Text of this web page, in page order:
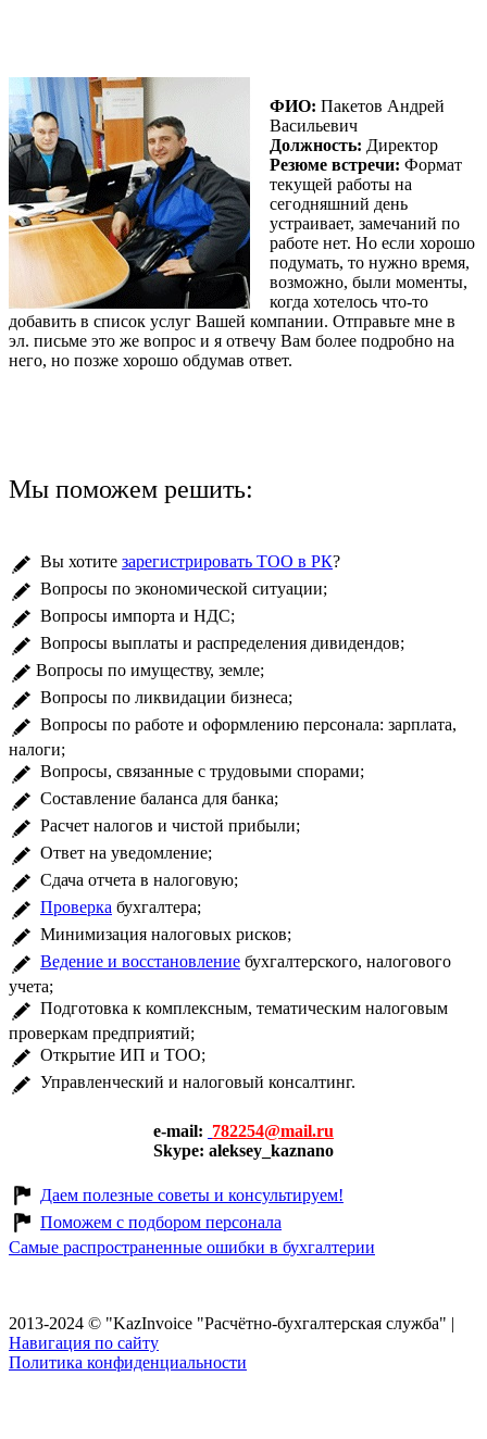
ФИО: Пакетов Андрей
Васильевич
Должность: Директор
Резюме встречи: Формат
текущей работы на
сегодняшний день
устраивает, замечаний по
работе нет. Но если хорошо
подумать, то нужно время,
возможно, были моменты,
когда хотелось что-то
добавить в список услуг Вашей компании. Отправьте мне в
эл. письме это же вопрос и я отвечу Вам более подробно на
него, но позже хорошо обдумав ответ.
Мы поможем решить:
Вы хотите зарегистрировать ТОО в РК?
Вопросы по экономической ситуации;
Вопросы импорта и НДС;
Вопросы выплаты и распределения дивидендов;
Вопросы по имуществу, земле;
Вопросы по ликвидации бизнеса;
Вопросы по работе и оформлению персонала: зарплата,
налоги;
Вопросы, связанные с трудовыми спорами;
Составление баланса для банка;
Расчет налогов и чистой прибыли;
Ответ на уведомление;
Сдача отчета в налоговую;
Проверка бухгалтера;
Минимизация налоговых рисков;
Ведение и восстановление бухгалтерского, налогового
учета;
Подготовка к комплексным, тематическим налоговым
проверкам предприятий;
Открытие ИП и ТОО;
Управленческий и налоговый консалтинг.
e-mail: 782254@mail.ru
Skype: aleksey_kaznano
Даем полезные советы и консультируем!
Поможем с подбором персонала
Самые распространенные ошибки в бухгалтерии
2013-2024 © "KazInvoice "Расчётно-бухгалтерская служба" |
Навигация по сайту
Политика конфиденциальности